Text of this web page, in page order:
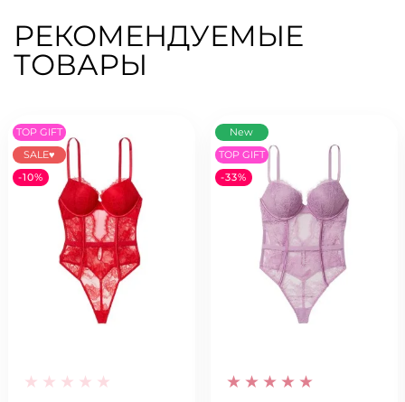
РЕКОМЕНДУЕМЫЕ
ТОВАРЫ
TOP GIFT
SALE♥
-10%
New
TOP GIFT
-33%